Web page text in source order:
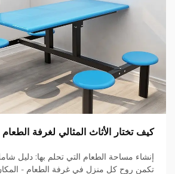
كيف تختار الأثاث المثالي لغرفة
إنشاء مساحة الطعام التي تحلم بها: دليل
تكمن روح كل منزل في غرفة الطعام -